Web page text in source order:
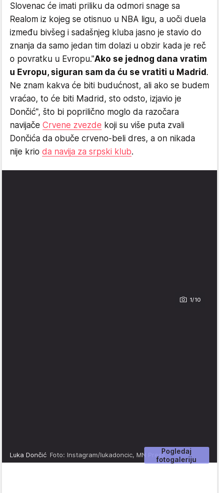
Slovenac će imati priliku da odmori snage sa
Realom iz kojeg se otisnuo u NBA ligu, a uoči duela
između bivšeg i sadašnjeg kluba jasno je stavio do
znanja da samo jedan tim dolazi u obzir kada je reč
o povratku u Evropu."Ako se jednog dana vratim
u Evropu, siguran sam da ću se vratiti u Madrid.
Ne znam kakva će biti budućnost, ali ako se budem
vraćao, to će biti Madrid, sto odsto, izjavio je
Dončić", što bi poprilično moglo da razočara
navijače Crvene zvezde koji su više puta zvali
Dončića da obuče crveno-beli dres, a on nikada
nije krio da navija za srpski klub.
1/10
Pogledaj
fotogaleriju
Luka Dončić Foto: Instagram/lukadoncic, MN Press